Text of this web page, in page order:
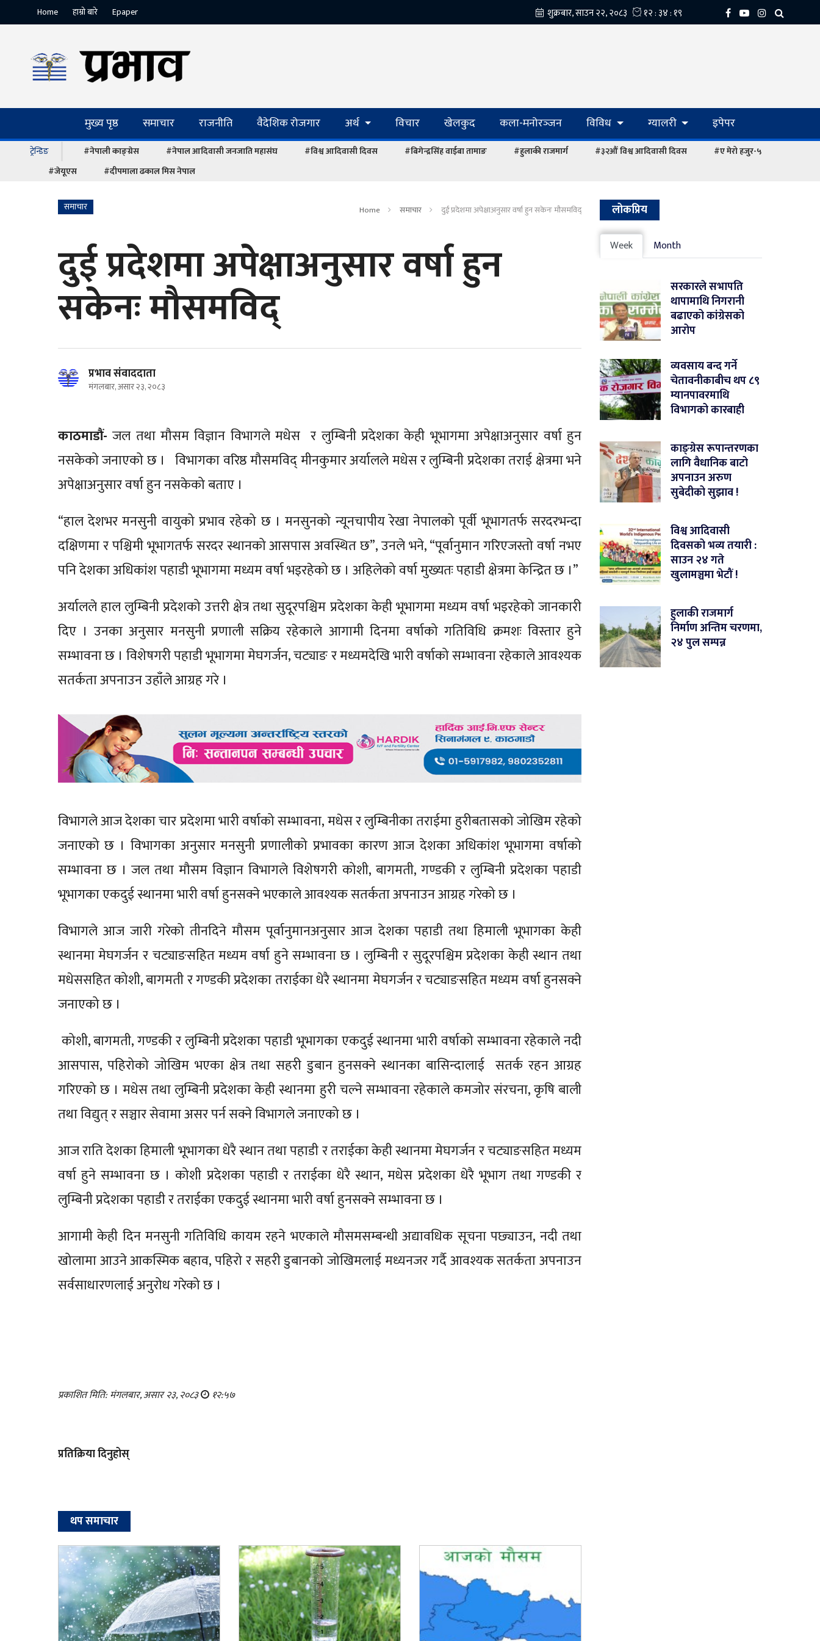
Home हाम्रो बारे Epaper
मुख्य पृष्ठ समाचार राजनीति वैदेशिक रोजगार अर्थ विचार खेलकुद कला-मनोरञ्‍जन विविध ग्यालरी इपेपर
ट्रेन्डिङ #नेपाली काङ्ग्रेस #नेपाल आदिवासी जनजाति महासंघ #विश्व आदिवासी दिवस #बिगेन्द्रसिंह वाईबा तामाङ #हुलाकी राजमार्ग #३२औं विश्व आदिवासी दिवस
#ए मेरो हजुर-५
#जेयूएस
#दीपमाला ढकाल मिस नेपाल
समाचार Home समाचार दुई प्रदेशमा अपेक्षाअनुसार वर्षा हुन सकेनः मौसमविद्
दुई प्रदेशमा अपेक्षाअनुसार वर्षा हुन
सकेनः मौसमविद्
प्रभाव संवाददाता
मंगलबार, असार २३, २०८३
काठमाडौं- जल तथा मौसम विज्ञान विभागले मधेस र लुम्बिनी प्रदेशका केही भूभागमा अपेक्षाअनुसार वर्षा हुन
नसकेको जनाएको छ । विभागका वरिष्ठ मौसमविद् मीनकुमार अर्यालले मधेस र लुम्बिनी प्रदेशका तराई क्षेत्रमा भने
अपेक्षाअनुसार वर्षा हुन नसकेको बताए ।
“हाल देशभर मनसुनी वायुको प्रभाव रहेको छ । मनसुनको न्यूनचापीय रेखा नेपालको पूर्वी भूभागतर्फ सरदरभन्दा
दक्षिणमा र पश्चिमी भूभागतर्फ सरदर स्थानको आसपास अवस्थित छ”, उनले भने, “पूर्वानुमान गरिएजस्तो वर्षा नभए
पनि देशका अधिकांश पहाडी भूभागमा मध्यम वर्षा भइरहेको छ । अहिलेको वर्षा मुख्यतः पहाडी क्षेत्रमा केन्द्रित छ ।”
अर्यालले हाल लुम्बिनी प्रदेशको उत्तरी क्षेत्र तथा सुदूरपश्चिम प्रदेशका केही भूभागमा मध्यम वर्षा भइरहेको जानकारी
दिए । उनका अनुसार मनसुनी प्रणाली सक्रिय रहेकाले आगामी दिनमा वर्षाको गतिविधि क्रमशः विस्तार हुने
सम्भावना छ । विशेषगरी पहाडी भूभागमा मेघगर्जन, चट्याङ र मध्यमदेखि भारी वर्षाको सम्भावना रहेकाले आवश्यक
सतर्कता अपनाउन उहाँले आग्रह गरे ।
विभागले आज देशका चार प्रदेशमा भारी वर्षाको सम्भावना, मधेस र लुम्बिनीका तराईमा हुरीबतासको जोखिम रहेको
जनाएको छ । विभागका अनुसार मनसुनी प्रणालीको प्रभावका कारण आज देशका अधिकांश भूभागमा वर्षाको
सम्भावना छ । जल तथा मौसम विज्ञान विभागले विशेषगरी कोशी, बागमती, गण्डकी र लुम्बिनी प्रदेशका पहाडी
भूभागका एकदुई स्थानमा भारी वर्षा हुनसक्ने भएकाले आवश्यक सतर्कता अपनाउन आग्रह गरेको छ ।
विभागले आज जारी गरेको तीनदिने मौसम पूर्वानुमानअनुसार आज देशका पहाडी तथा हिमाली भूभागका केही
स्थानमा मेघगर्जन र चट्याङसहित मध्यम वर्षा हुने सम्भावना छ । लुम्बिनी र सुदूरपश्चिम प्रदेशका केही स्थान तथा
मधेससहित कोशी, बागमती र गण्डकी प्रदेशका तराईका धेरै स्थानमा मेघगर्जन र चट्याङसहित मध्यम वर्षा हुनसक्ने
जनाएको छ ।
कोशी, बागमती, गण्डकी र लुम्बिनी प्रदेशका पहाडी भूभागका एकदुई स्थानमा भारी वर्षाको सम्भावना रहेकाले नदी
आसपास, पहिरोको जोखिम भएका क्षेत्र तथा सहरी डुबान हुनसक्ने स्थानका बासिन्दालाई सतर्क रहन आग्रह
गरिएको छ । मधेस तथा लुम्बिनी प्रदेशका केही स्थानमा हुरी चल्ने सम्भावना रहेकाले कमजोर संरचना, कृषि बाली
तथा विद्युत् र सञ्चार सेवामा असर पर्न सक्ने विभागले जनाएको छ ।
आज राति देशका हिमाली भूभागका धेरै स्थान तथा पहाडी र तराईका केही स्थानमा मेघगर्जन र चट्याङसहित मध्यम
वर्षा हुने सम्भावना छ । कोशी प्रदेशका पहाडी र तराईका धेरै स्थान, मधेस प्रदेशका धेरै भूभाग तथा गण्डकी र
लुम्बिनी प्रदेशका पहाडी र तराईका एकदुई स्थानमा भारी वर्षा हुनसक्ने सम्भावना छ ।
आगामी केही दिन मनसुनी गतिविधि कायम रहने भएकाले मौसमसम्बन्धी अद्यावधिक सूचना पछ्याउन, नदी तथा
खोलामा आउने आकस्मिक बहाव, पहिरो र सहरी डुबानको जोखिमलाई मध्यनजर गर्दै आवश्यक सतर्कता अपनाउन
सर्वसाधारणलाई अनुरोध गरेको छ ।
प्रकाशित मिति: मंगलबार, असार २३, २०८३ १२:५७
प्रतिक्रिया दिनुहोस्
थप समाचार
लोकप्रिय
Week Month
सरकारले सभापति
थापामाथि निगरानी
बढाएको कांग्रेसको
आरोप
व्यवसाय बन्द गर्ने
चेतावनीकाबीच थप ८९
म्यानपावरमाथि
विभागको कारबाही
काङ्ग्रेस रूपान्तरणका
लागि वैधानिक बाटो
अपनाउन अरुण
सुबेदीको सुझाव !
विश्व आदिवासी
दिवसको भव्य तयारी :
साउन २४ गते
खुलामञ्चमा भेटौं !
हुलाकी राजमार्ग
निर्माण अन्तिम चरणमा,
२४ पुल सम्पन्न